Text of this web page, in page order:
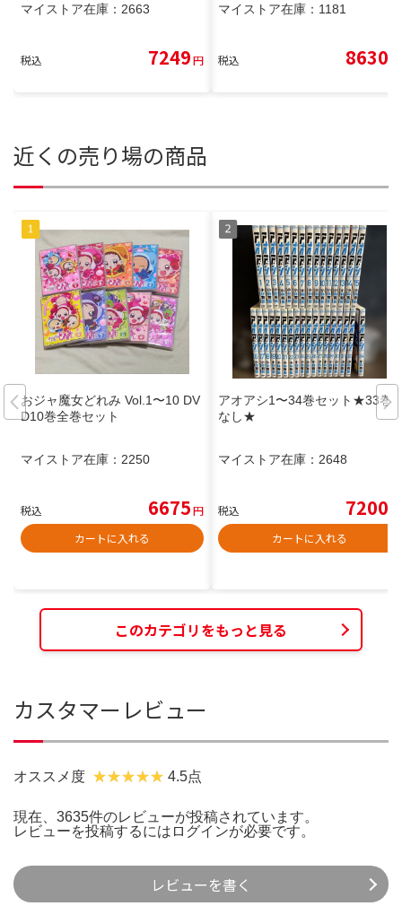
マイストア在庫： 2663
税込 7249円
マイストア在庫： 1181
税込 8630
近くの売り場の商品
おジャ魔女どれみ Vol.1〜10 DV
D10巻全巻セット
マイストア在庫： 2250
税込 6675円
カートに入れる
アオアシ1〜34巻セット★33巻
なし★
マイストア在庫： 2648
税込 7200
カートに入れる
このカテゴリをもっと見る
カスタマーレビュー
オススメ度 4.5点
現在、3635件のレビューが投稿されています。
レビューを投稿するには ログインが必要です。
レビューを書く